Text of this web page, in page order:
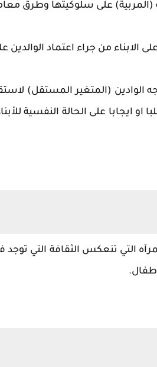
الوادين (المتغير المستقل)
او ايجابا على الحالة النفسية
التي تنعكس الثقافة التي